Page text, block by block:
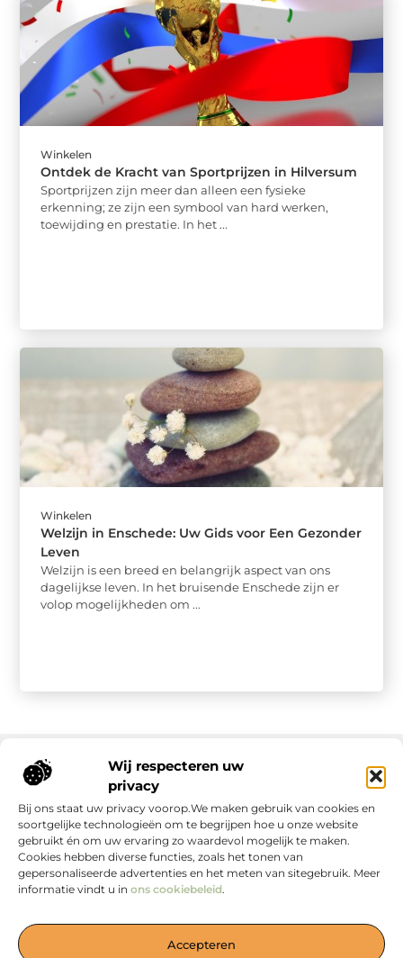
Wij respecteren uw
privacy
Bij ons staat uw privacy voorop.We maken gebruik van cookies en
soortgelijke technologieën om te begrijpen hoe u onze website
gebruikt én om uw ervaring zo waardevol mogelijk te maken.
Cookies hebben diverse functies, zoals het tonen van
gepersonaliseerde advertenties en het meten van sitegebruik. Meer
informatie vindt u in ons cookiebeleid.
Accepteren
Winkelen
Ontdek de Kracht van Sportprijzen in Hilversum
Sportprijzen zijn meer dan alleen een fysieke
erkenning; ze zijn een symbool van hard werken,
toewijding en prestatie. In het ...
Winkelen
Welzijn in Enschede: Uw Gids voor Een Gezonder
Leven
Welzijn is een breed en belangrijk aspect van ons
dagelijkse leven. In het bruisende Enschede zijn er
volop mogelijkheden om ...
— Duik in boeiende verhalen, handige tips en waardevolle
Onze informatie